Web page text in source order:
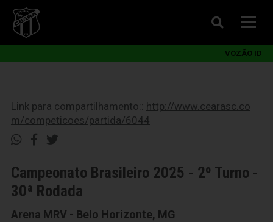
VOZÃO ID
Link para compartilhamento:: http://www.cearasc.co
m/competicoes/partida/6044
Campeonato Brasileiro 2025 - 2º Turno -
30ª Rodada
Arena MRV - Belo Horizonte, MG